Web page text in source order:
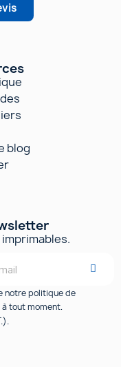
blog
notre politique de
tout moment.